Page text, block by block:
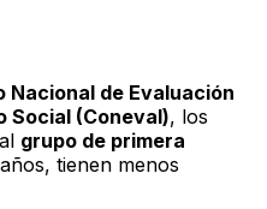
Nacional de Evaluación
Social (Coneval), los
grupo de primera
tienen menos